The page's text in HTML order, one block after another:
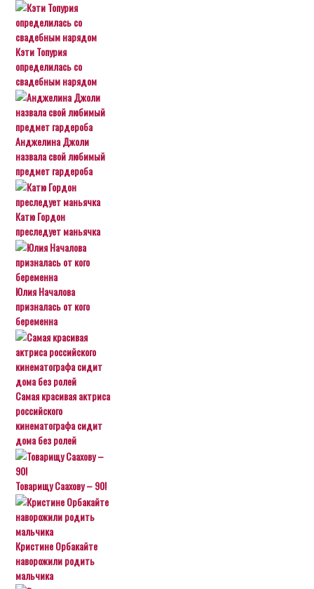
Кэти Топурия
определилась со
свадебным нарядом
Анджелина Джоли
назвала свой любимый
предмет гардероба
Катю Гордон
преследует маньячка
Юлия Началова
призналась от кого
беременна
Самая красивая актриса
российского
кинематографа сидит
дома без ролей
Товарищу Саахову – 90!
Кристине Орбакайте
наворожили родить
мальчика